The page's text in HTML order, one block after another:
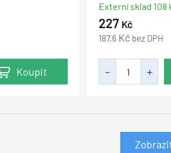
Koupit
Externí sklad 108
227 Kč
187,6 Kč bez DPH